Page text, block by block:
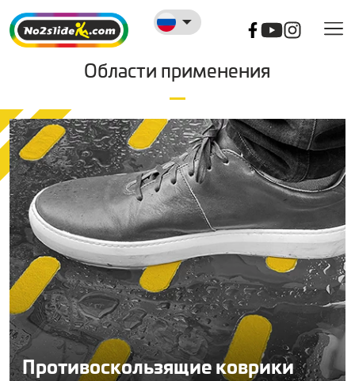
Области применения
Противоскользящие коврики